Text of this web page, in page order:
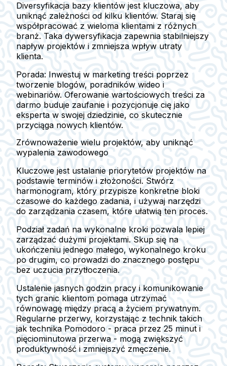
Diversyfikacja bazy klientów jest kluczowa, aby
uniknąć zależności od kilku klientów. Staraj się
współpracować z wieloma klientami z różnych
branż. Taka dywersyfikacja zapewnia stabilniejszy
napływ projektów i zmniejsza wpływ utraty
klienta.
Porada: Inwestuj w marketing treści poprzez
tworzenie blogów, poradników wideo i
webinariów. Oferowanie wartościowych treści za
darmo buduje zaufanie i pozycjonuje cię jako
eksperta w swojej dziedzinie, co skutecznie
przyciąga nowych klientów.
Zrównoważenie wielu projektów, aby uniknąć
wypalenia zawodowego
Kluczowe jest ustalanie priorytetów projektów na
podstawie terminów i złożoności. Stwórz
harmonogram, który przypisze konkretne bloki
czasowe do każdego zadania, i używaj narzędzi
do zarządzania czasem, które ułatwią ten proces.
Podział zadań na wykonalne kroki pozwala lepiej
zarządzać dużymi projektami. Skup się na
ukończeniu jednego małego, wykonalnego kroku
po drugim, co prowadzi do znacznego postępu
bez uczucia przytłoczenia.
Ustalenie jasnych godzin pracy i komunikowanie
tych granic klientom pomaga utrzymać
równowagę między pracą a życiem prywatnym.
Regularne przerwy, korzystając z technik takich
jak technika Pomodoro - praca przez 25 minut i
pięciominutowa przerwa - mogą zwiększyć
produktywność i zmniejszyć zmęczenie.